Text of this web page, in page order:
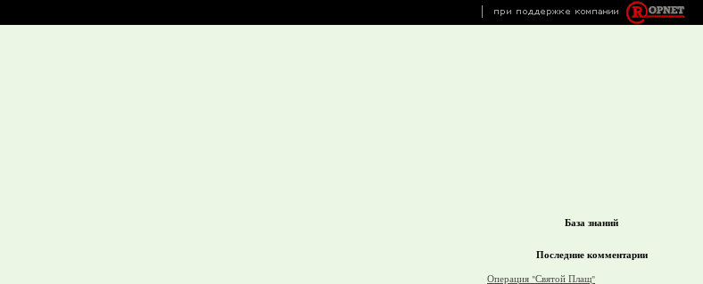
База знаний
Последние комментарии
Операция "Святой Плащ"